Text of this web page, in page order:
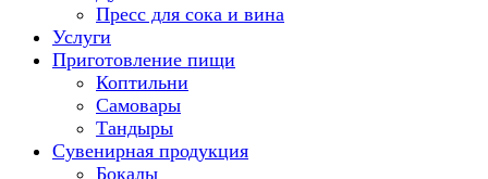
Пресс для сока и вина
Услуги
Приготовление пищи
Коптильни
Самовары
Тандыры
Сувенирная продукция
Бокалы